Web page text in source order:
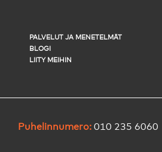
PALVELUT JA MENETELMÄT
BLOGI
LIITY MEIHIN
Puhelinnumero: 010 235 6060